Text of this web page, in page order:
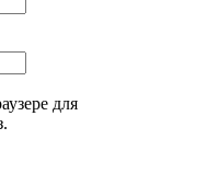
для